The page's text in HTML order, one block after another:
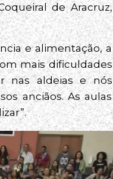
de Aracruz,
e alimentação, a
mais dificuldades
nas aldeias e nós
anciãos. As aulas